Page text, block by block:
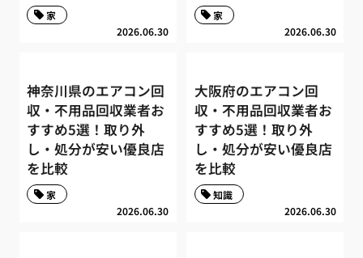
2026.06.30
家
2026.06.30
家
神奈川県のエアコン回
収・不用品回収業者お
すすめ5選！取り外
し・処分が安い優良店
を比較
2026.06.30
家
大阪府のエアコン回
収・不用品回収業者お
すすめ5選！取り外
し・処分が安い優良店
を比較
2026.06.30
知識